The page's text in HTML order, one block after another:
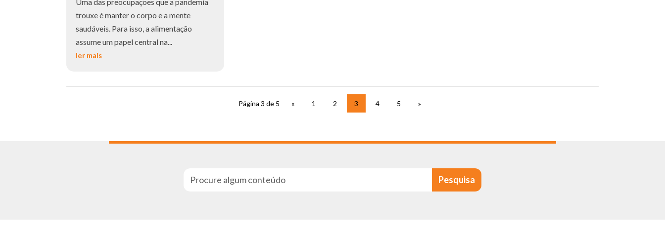
trouxe é manter o corpo e a mente
saudáveis. Para isso, a alimentação
assume um papel central na...
ler mais
Página 3 de 5 « 1 2 3 4 5 »